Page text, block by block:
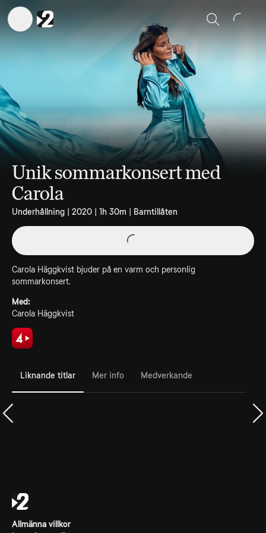
Sök
Unik sommarkonsert med
Carola
Underhållning | 2020 | 1h 30m | Barntillåten
Carola Häggkvist bjuder på en varm och personlig
sommarkonsert.
Med:
Carola Häggkvist
Liknande titlar Mer info Medverkande
Allmänna villkor